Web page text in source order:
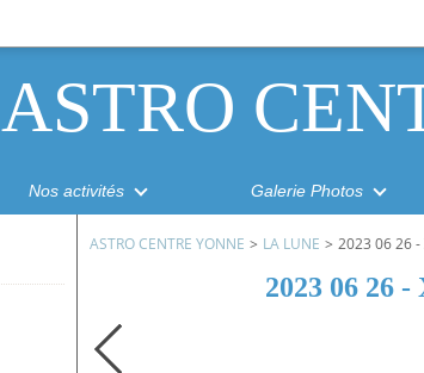
ASTRO
Nos activités Galerie Photos
ASTRO CENTRE YONNE > LA LUNE > 2023 06 26 -
2023 06 26